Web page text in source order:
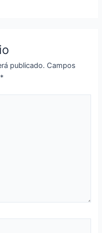
publicado. Campos
*